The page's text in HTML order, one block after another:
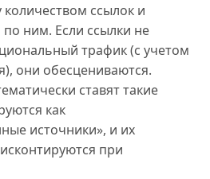
ссылок и
ним. Если ссылки не
трафик (с учетом
они обесцениваются.
ставят такие
как
источники», и их
при